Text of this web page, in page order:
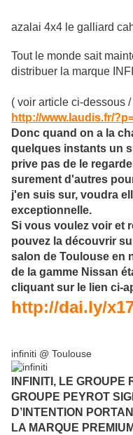
azalai 4x4 le galliard
Tout le monde sait
distribuer la marque
( voir article ci-dessous
http://www.laudis.fr/
Donc quand on a la
quelques instants un
prive pas de le
surement d'autres
j'en suis sur, voudra
exceptionnelle.
Si vous voulez voir et
pouvez la découvrir
salon de Toulouse en
de la gamme Nissan
cliquant sur le lien ci-
http://dai.ly/
infiniti @ Toulouse
INFINITI, LE
GROUPE PEYROT
D’INTENTION
LA MARQUE